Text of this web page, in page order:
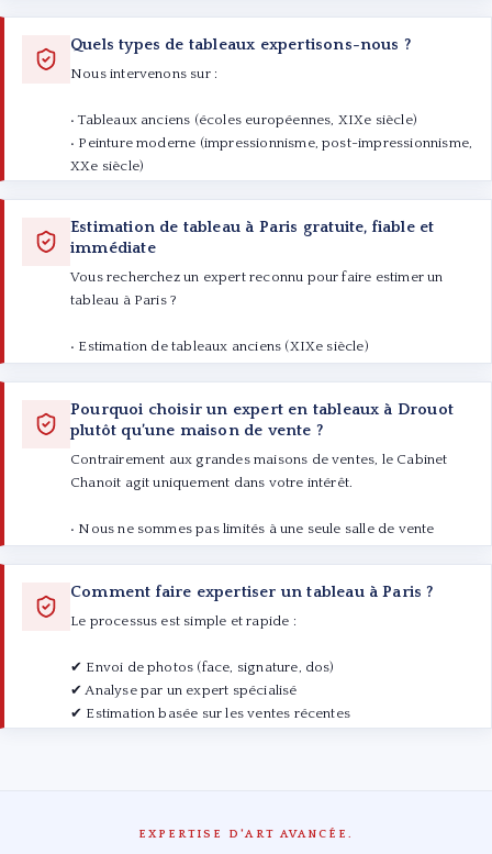
• Rédaction de catalogue optimisée
• Mise en avant auprès d’acheteurs internationaux
Résultat : des adjudications parmi les plus élevées du
marché.
Quels types de tableaux expertisons-nous ?
Nous intervenons sur :
• Tableaux anciens (écoles européennes, XIXe siècle)
• Peinture moderne (impressionnisme, post-impressionnisme,
XXe siècle)
• Dessins, aquarelles, huiles sur toile
Estimation de tableau à Paris gratuite, fiable et
immédiate
Vous recherchez un expert reconnu pour faire estimer un
tableau à Paris ?
• Estimation de tableaux anciens (XIXe siècle)
• Estimation de dessins et œuvres graphiques
Sur place à Paris 9e (Drouot).
Ou à distance par photos.
Pourquoi choisir un expert en tableaux à Drouot
plutôt qu’une maison de vente ?
Contrairement aux grandes maisons de ventes, le Cabinet
Chanoit agit uniquement dans votre intérêt.
• Nous ne sommes pas limités à une seule salle de vente
• Nous négocions pour maximiser votre résultat
à Paris et en France, nous positionnons chaque œuvre là où
elle performera le mieux.
Comment faire expertiser un tableau à Paris ?
Le processus est simple et rapide :
✔ Envoi de photos (face, signature, dos)
✔ Analyse par un expert spécialisé
✔ Estimation basée sur les ventes récentes
EXPERTISE D'ART AVANCÉE.